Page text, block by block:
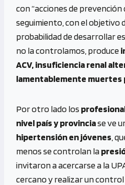
con “acciones de
seguimiento, con el objetivo
probabilidad de desarrollar
no la controlamos, produce
ACV, insuficiencia renal
lamentablemente muertes
Por otro lado los
nivel país y provinciase ve
hipertensión en jóvenes ,
menos se controlan la
invitaron a acercarse a la
cercano y realizar un